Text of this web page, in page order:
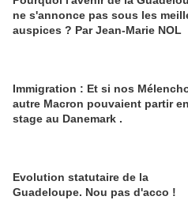
ne s'annonce pas sous les
auspices ? Par Jean-Marie NOL
Immigration : Et si nos
autre Macron pouvaient partir en
stage au Danemark .
Evolution statutaire de la
Guadeloupe. Nou pas d'acco !